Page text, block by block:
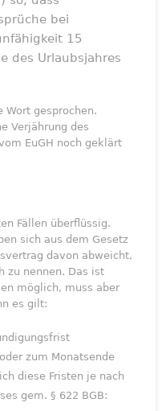
bei
15
des Urlaubsjahres
Wort gesprochen.
Verjährung des
EuGH noch geklärt
Fällen überflüssig.
sich aus dem Gesetz
davon abweicht,
zu nennen. Das ist
möglich, muss aber
es gilt:
zum Monatsende
diese Fristen je nach
gem. § 622 BGB: